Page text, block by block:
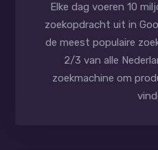
Elke dag voeren 10
zoekopdracht uit in
de meest populaire
2/3 van alle
zoekmachine om